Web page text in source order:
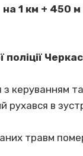
1 км + 450
керуванням
рухався в
травм